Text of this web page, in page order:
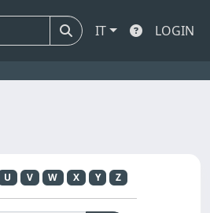
IT LOGIN
U V W X Y Z